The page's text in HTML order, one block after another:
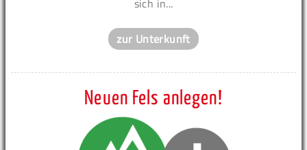
sich in...
zur Unterkunft
Neuen Fels anlegen!